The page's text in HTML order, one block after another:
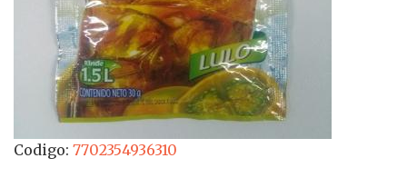
Codigo: 7702354936310